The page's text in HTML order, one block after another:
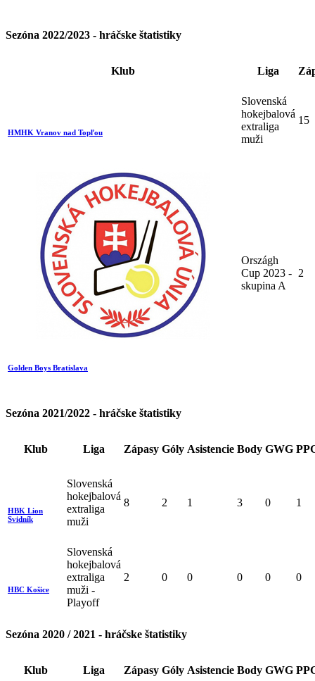
Sezóna 2022/2023 - hráčske štatistiky
Klub Liga
HMHK Vranov nad Topľou
Slovenská
hokejbalová
extraliga
muži
15
Golden Boys Bratislava
Országh
Cup 2023 -
skupina A
2
Sezóna 2021/2022 - hráčske štatistiky
Klub Liga Zápasy Góly Asistencie Body GWG
HBK Lion
Svidník
Slovenská
hokejbalová
extraliga
muži
8 2 1 3 0 1
HBC Košice
Slovenská
hokejbalová
extraliga
muži -
Playoff
2 0 0 0 0 0
Sezóna 2020 / 2021 - hráčske štatistiky
Klub Liga Zápasy Góly Asistencie Body GWG